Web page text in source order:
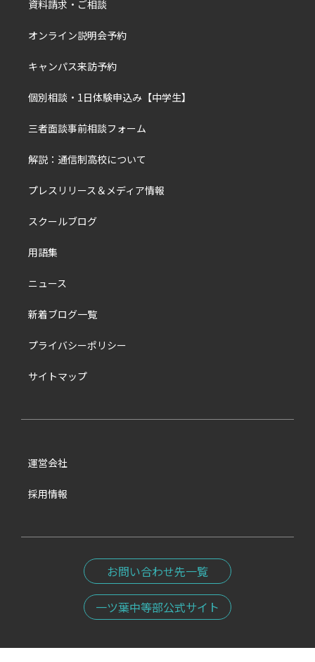
資料請求・ご相談
オンライン説明会予約
キャンパス来訪予約
個別相談・1日体験申込み【中学生】
三者面談事前相談フォーム
解説：通信制高校について
プレスリリース＆メディア情報
スクールブログ
用語集
ニュース
新着ブログ一覧
プライバシーポリシー
サイトマップ
運営会社
採用情報
お問い合わせ先一覧
一ツ葉中等部公式サイト